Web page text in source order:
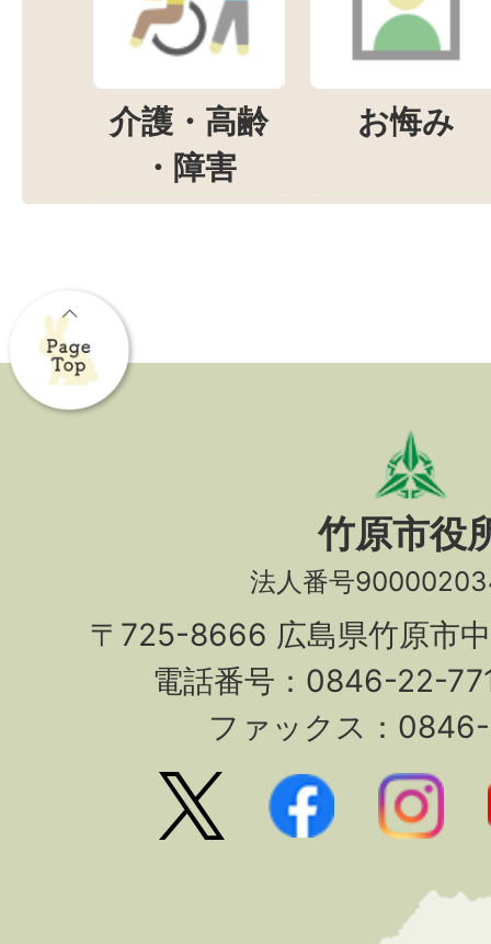
介護・高齢
・障害
お悔み
竹原市役
法人番号
〒725-8666 広島県竹原市
電話番号：0846-22-
ファックス：